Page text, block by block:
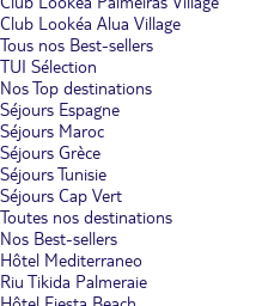
Club Lookéa Alua Village
Tous nos Best-sellers
TUI Sélection
Nos Top destinations
Séjours Espagne
Séjours Maroc
Séjours Grèce
Séjours Tunisie
Séjours Cap Vert
Toutes nos destinations
Nos Best-sellers
Hôtel Mediterraneo
Riu Tikida Palmeraie